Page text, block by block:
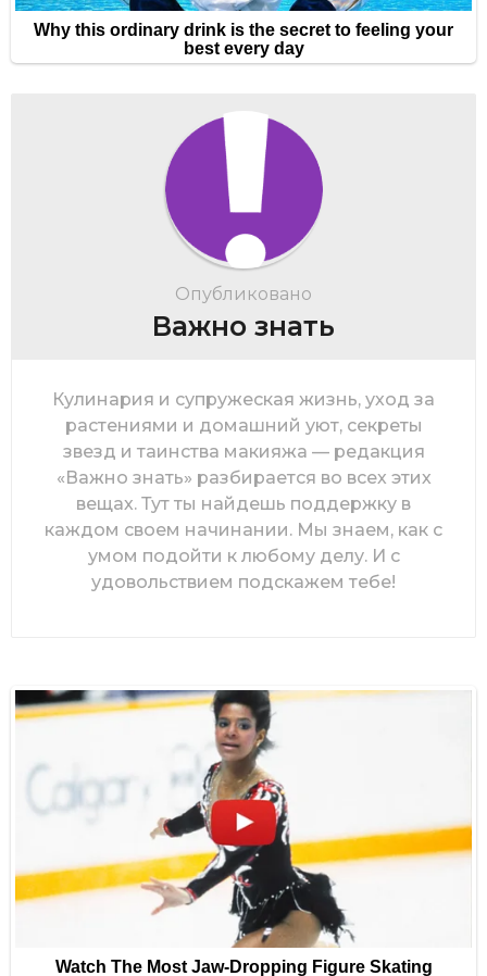
Опубликовано
Важно знать
Кулинария и супружеская жизнь, уход за
растениями и домашний уют, секреты
звезд и таинства макияжа — редакция
«Важно знать» разбирается во всех этих
вещах. Тут ты найдешь поддержку в
каждом своем начинании. Мы знаем, как с
умом подойти к любому делу. И с
удовольствием подскажем тебе!